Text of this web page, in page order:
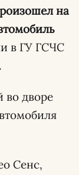
на
в ГУ ГСЧС
во дворе
Сенс,